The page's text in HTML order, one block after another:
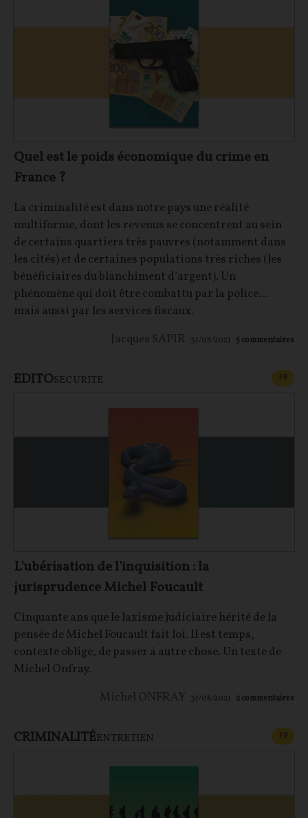
Quel est le poids économique du crime en
France ?
La criminalité est dans notre pays une réalité
multiforme, dont les revenus se concentrent au sein
de certains quartiers très pauvres (notamment dans
les cités) et de certaines populations très riches (les
bénéficiaires du blanchiment d’argent). Un
phénomène qui doit être combattu par la police…
mais aussi par les services fiscaux.
Jacques SAPIR
31/08/2021 5 commentaires
EDITOSÉCURITÉ FP
L'ubérisation de l'inquisition : la
jurisprudence Michel Foucault
Cinquante ans que le laxisme judiciaire hérité de la
pensée de Michel Foucault fait loi. Il est temps,
contexte oblige, de passer à autre chose. Un texte de
Michel Onfray.
Michel ONFRAY
31/08/2021 2commentaires
CRIMINALITÉENTRETIEN FP